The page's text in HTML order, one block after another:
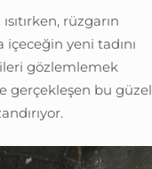
rüzgarın
içeceğin yeni tadını
gözlemlemek
gerçekleşen bu güzel